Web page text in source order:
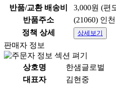
반품/교환 배송비
3,000원 (편
반품주소
(21060) 인
정책 상세
상세보기
판매자 정보
상호명
한샘글로벌
대표자
김현중